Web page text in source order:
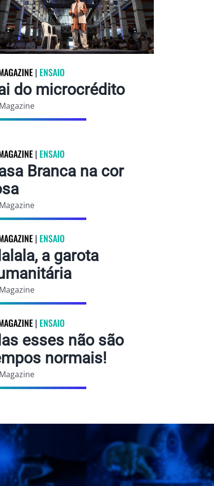
do microcrédito
| ENSAIO
Branca na cor
| ENSAIO
a garota
| ENSAIO
esses não são
normais!
| ENSAIO